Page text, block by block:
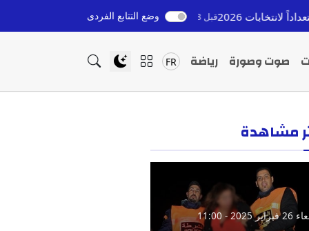
قبل 8 ساعات إعادة القاصرين المغاربة من إسبانيا: التزام ملكي وتحديات
وضع التتابع الفردى
صوت وصورة رياضة FR
مشاهدة
2025 - 11:00